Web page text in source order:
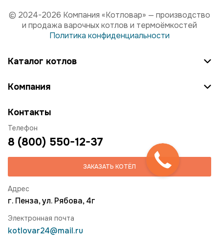
© 2024-2026 Компания «Котловар» — производство
и продажа варочных котлов и термоёмкостей
Политика конфиденциальности
Каталог котлов
Компания
Контакты
Телефон
8 (800) 550-12-37
ЗАКАЗАТЬ КОТЁЛ
Адрес
г. Пенза, ул. Рябова, 4г
Электронная почта
kotlovar24@mail.ru